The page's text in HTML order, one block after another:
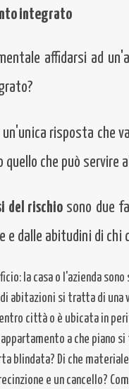
integrato
affidarsi ad
risposta che
che può servire
del rischio sono due
e dalle abitudini di
la casa o l'azienda
abitazioni si tratta di una
città o è ubicata in
a che piano si
blindata? Di che
e un cancello?